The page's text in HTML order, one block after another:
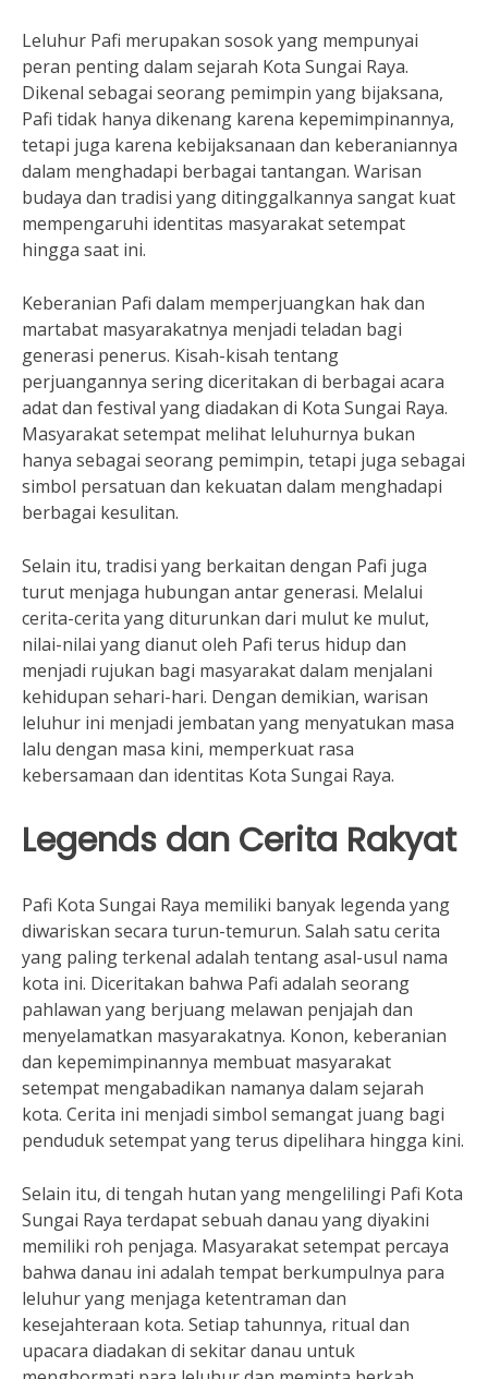
Leluhur Pafi merupakan sosok yang mempunyai
peran penting dalam sejarah Kota Sungai Raya.
Dikenal sebagai seorang pemimpin yang bijaksana,
Pafi tidak hanya dikenang karena kepemimpinannya,
tetapi juga karena kebijaksanaan dan keberaniannya
dalam menghadapi berbagai tantangan. Warisan
budaya dan tradisi yang ditinggalkannya sangat kuat
mempengaruhi identitas masyarakat setempat
hingga saat ini.
Keberanian Pafi dalam memperjuangkan hak dan
martabat masyarakatnya menjadi teladan bagi
generasi penerus. Kisah-kisah tentang
perjuangannya sering diceritakan di berbagai acara
adat dan festival yang diadakan di Kota Sungai Raya.
Masyarakat setempat melihat leluhurnya bukan
hanya sebagai seorang pemimpin, tetapi juga sebagai
simbol persatuan dan kekuatan dalam menghadapi
berbagai kesulitan.
Selain itu, tradisi yang berkaitan dengan Pafi juga
turut menjaga hubungan antar generasi. Melalui
cerita-cerita yang diturunkan dari mulut ke mulut,
nilai-nilai yang dianut oleh Pafi terus hidup dan
menjadi rujukan bagi masyarakat dalam menjalani
kehidupan sehari-hari. Dengan demikian, warisan
leluhur ini menjadi jembatan yang menyatukan masa
lalu dengan masa kini, memperkuat rasa
kebersamaan dan identitas Kota Sungai Raya.
Legends dan Cerita Rakyat
Pafi Kota Sungai Raya memiliki banyak legenda yang
diwariskan secara turun-temurun. Salah satu cerita
yang paling terkenal adalah tentang asal-usul nama
kota ini. Diceritakan bahwa Pafi adalah seorang
pahlawan yang berjuang melawan penjajah dan
menyelamatkan masyarakatnya. Konon, keberanian
dan kepemimpinannya membuat masyarakat
setempat mengabadikan namanya dalam sejarah
kota. Cerita ini menjadi simbol semangat juang bagi
penduduk setempat yang terus dipelihara hingga kini.
Selain itu, di tengah hutan yang mengelilingi Pafi Kota
Sungai Raya terdapat sebuah danau yang diyakini
memiliki roh penjaga. Masyarakat setempat percaya
bahwa danau ini adalah tempat berkumpulnya para
leluhur yang menjaga ketentraman dan
kesejahteraan kota. Setiap tahunnya, ritual dan
upacara diadakan di sekitar danau untuk